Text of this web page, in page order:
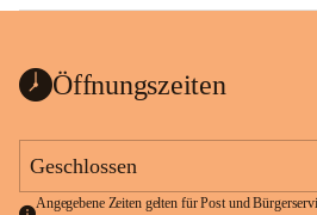
Öffnungszeiten
Geschlossen
Angegebene Zeiten gelten für Post und